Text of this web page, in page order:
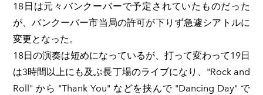
18日は元々バンクーバーで予定されていたものだった
が、バンクーバー市当局の許可が下りず急遽シアトルに
変更となった。
18日の演奏は短めになっているが、打って変わって19日
は3時間以上にも及ぶ長丁場のライブになり、"Rock and
Roll" から "Thank You" などを挟んで "Dancing Day" で